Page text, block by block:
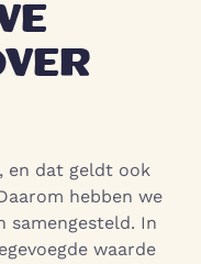
en dat geldt ook
hebben we
samengesteld. In
waarde